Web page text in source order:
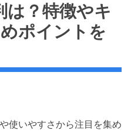
は？特徴やキ
ポイントを
使いやすさから注目を集め